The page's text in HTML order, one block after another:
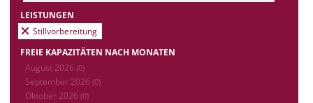
LEISTUNGEN
Stillvorbereitung
FREIE KAPAZITÄTEN NACH MONATEN
August 2026 (0)
September 2026 (0)
Oktober 2026 (0)